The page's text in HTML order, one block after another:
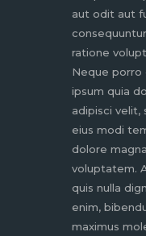
aut odit aut
ratione
Neque porro
ipsum quia
adipisci velit,
eius modi
dolore
voluptatem.
quis nulla
enim,
maximus